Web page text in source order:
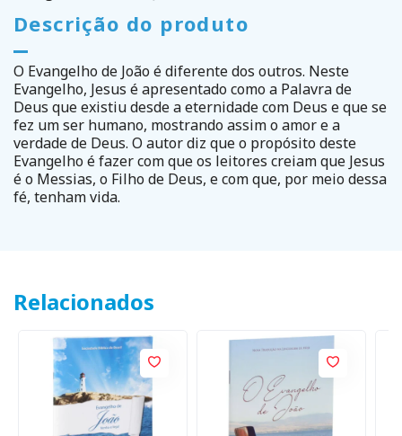
Descrição do produto
O Evangelho de João é diferente dos outros. Neste
Evangelho, Jesus é apresentado como a Palavra de
Deus que existiu desde a eternidade com Deus e que se
fez um ser humano, mostrando assim o amor e a
verdade de Deus. O autor diz que o propósito deste
Evangelho é fazer com que os leitores creiam que Jesus
é o Messias, o Filho de Deus, e com que, por meio dessa
fé, tenham vida.
Relacionados